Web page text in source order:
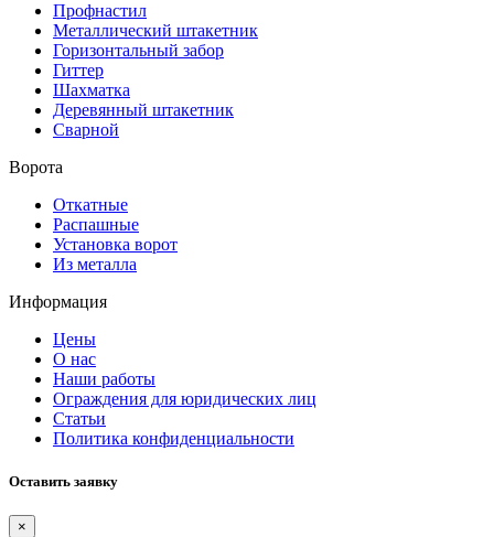
Профнастил
Металлический штакетник
Горизонтальный забор
Гиттер
Шахматка
Деревянный штакетник
Сварной
Ворота
Откатные
Распашные
Установка ворот
Из металла
Информация
Цены
О нас
Наши работы
Ограждения для юридических лиц
Статьи
Политика конфиденциальности
Оставить заявку
×